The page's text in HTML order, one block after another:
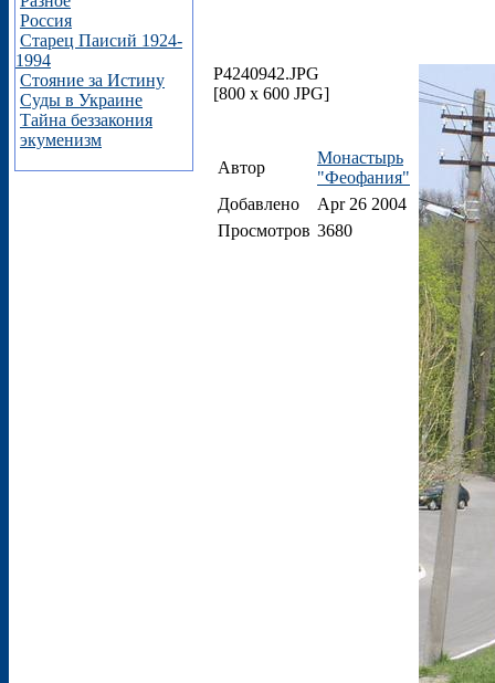
Россия
Старец Паисий 1924-
1994
Стояние за Истину
Суды в Украине
Тайна беззакония
экуменизм
P4240942.JPG
[800 x 600 JPG]
Автор
Монастырь
"Феофания"
Добавлено
Apr 26 2004
Просмотров 3680